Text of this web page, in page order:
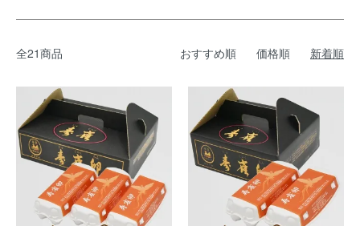
全21商品 おすすめ順 価格順 新着順